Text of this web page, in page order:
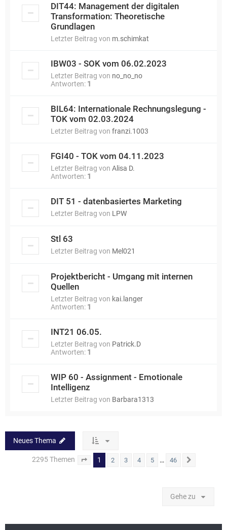
DIT44: Management der digitalen
Transformation: Theoretische
Grundlagen
Letzter Beitrag von m.schimkat
IBW03 - SOK vom 06.02.2023
Letzter Beitrag von no_no_no
Antworten: 1
BIL64: Internationale Rechnungslegung -
TOK vom 02.03.2024
Letzter Beitrag von franzi.1003
FGI40 - TOK vom 04.11.2023
Letzter Beitrag von Alisa D.
Antworten: 1
DIT 51 - datenbasiertes Marketing
Letzter Beitrag von LPW
Stl 63
Letzter Beitrag von Mel021
Projektbericht - Umgang mit internen
Quellen
Letzter Beitrag von kai.langer
Antworten: 1
INT21 06.05.
Letzter Beitrag von Patrick.D
Antworten: 1
WIP 60 - Assignment - Emotionale
Intelligenz
Letzter Beitrag von Barbara1313
Neues Thema
2295 Themen Seite von 46
1 2 3 4 5 … 46
Gehe zu